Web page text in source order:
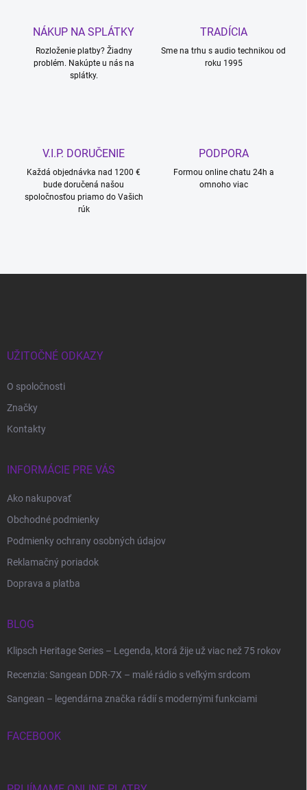
NÁKUP NA SPLÁTKY
Rozloženie platby? Žiadny
problém. Nakúpte u nás na
splátky.
TRADÍCIA
Sme na trhu s audio technikou od
roku 1995
V.I.P. DORUČENIE
Každá objednávka nad 1200 €
bude doručená našou
spoločnosťou priamo do Vašich
rúk
PODPORA
Formou online chatu 24h a
omnoho viac
UŽITOČNÉ ODKAZY
O spoločnosti
Značky
Kontakty
INFORMÁCIE PRE VÁS
Ako nakupovať
Obchodné podmienky
Podmienky ochrany osobných údajov
Reklamačný poriadok
Doprava a platba
BLOG
Klipsch Heritage Series – Legenda, ktorá žije už viac než 75 rokov
Recenzia: Sangean DDR-7X – malé rádio s veľkým srdcom
Sangean – legendárna značka rádií s modernými funkciami
FACEBOOK